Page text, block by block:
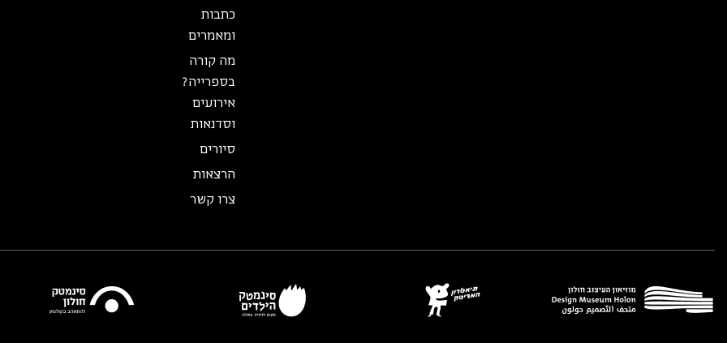
כתבות
ומאמרים
מה קורה
בספרייה?
אירועים
וסדנאות
סיורים
הרצאות
צרו קשר